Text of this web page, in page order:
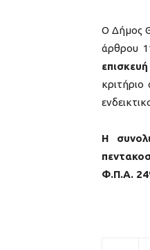
Ο Δήμος
άρθρου
Η
Φ.Π.Α.